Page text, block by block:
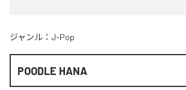
ジャンル： J-Pop
POODLE HANA